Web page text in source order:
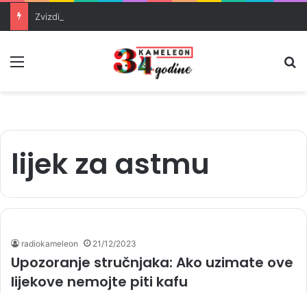
lijek za astmu
radiokameleon 21/12/2023
Upozoranje stručnjaka: Ako uzimate ove
lijekove nemojte piti kafu